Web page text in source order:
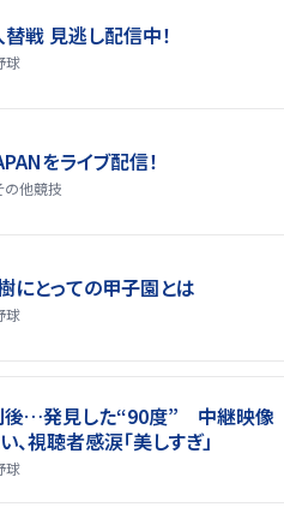
戦 見逃し配信中！
球
をライブ配信！
の他競技
にとっての甲子園とは
球
後…発見した“90度” 中継映像
視聴者感涙「美しすぎ」
球